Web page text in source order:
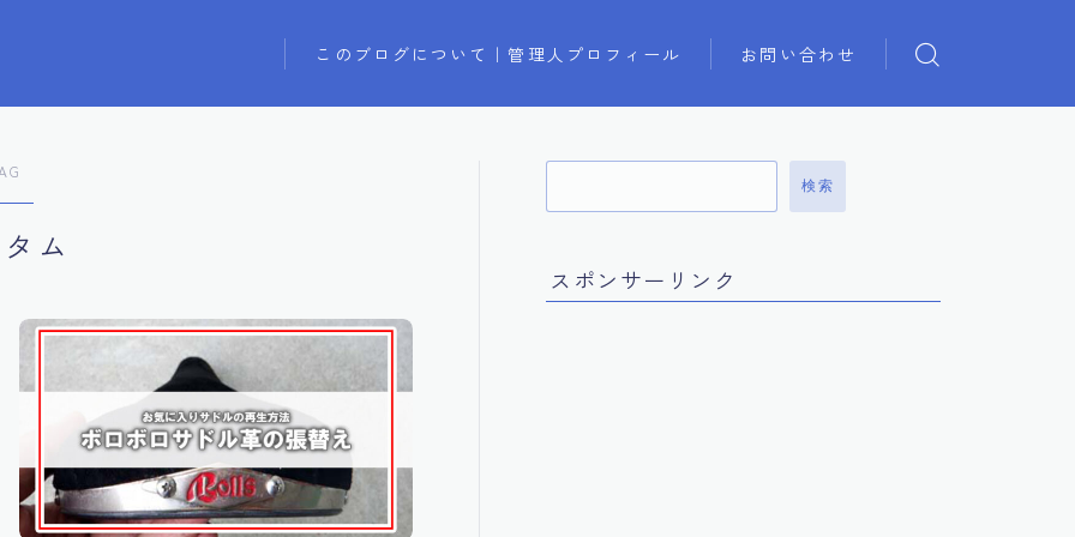
このブログについて｜管理人プロフィール お問い合わせ
ム
検索
スポンサーリンク